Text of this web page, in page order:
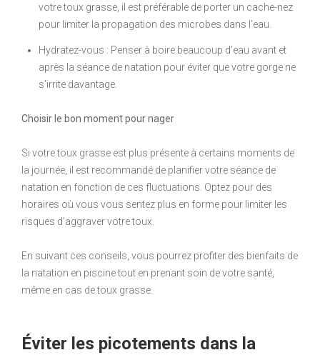
votre toux grasse, il est préférable de porter un cache-nez
pour limiter la propagation des microbes dans l’eau.
Hydratez-vous : Penser à boire beaucoup d’eau avant et
après la séance de natation pour éviter que votre gorge ne
s’irrite davantage.
Choisir le bon moment pour nager
Si votre toux grasse est plus présente à certains moments de
la journée, il est recommandé de planifier votre séance de
natation en fonction de ces fluctuations. Optez pour des
horaires où vous vous sentez plus en forme pour limiter les
risques d’aggraver votre toux.
En suivant ces conseils, vous pourrez profiter des bienfaits de
la natation en piscine tout en prenant soin de votre santé,
même en cas de toux grasse.
Éviter les picotements dans la